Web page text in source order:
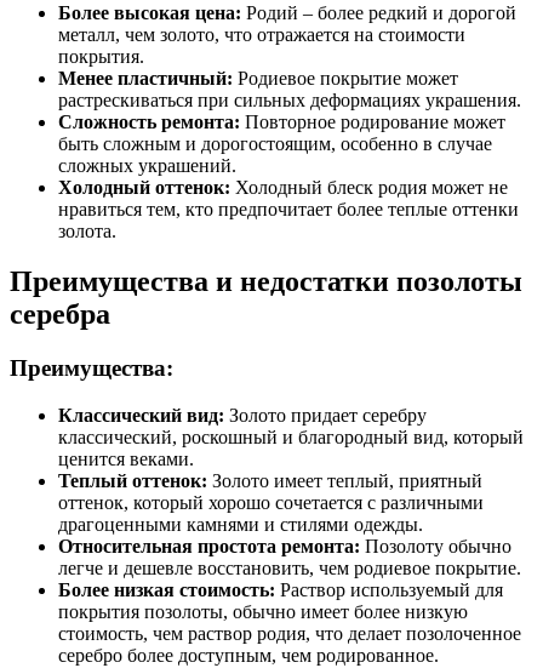
Более высокая цена: Родий – более редкий и дорогой
металл, чем золото, что отражается на стоимости
покрытия.
Менее пластичный: Родиевое покрытие может
растрескиваться при сильных деформациях украшения.
Сложность ремонта: Повторное родирование может
быть сложным и дорогостоящим, особенно в случае
сложных украшений.
Холодный оттенок: Холодный блеск родия может не
нравиться тем, кто предпочитает более теплые оттенки
золота.
Преимущества и недостатки позолоты
серебра
Преимущества:
Классический вид: Золото придает серебру
классический, роскошный и благородный вид, который
ценится веками.
Теплый оттенок: Золото имеет теплый, приятный
оттенок, который хорошо сочетается с различными
драгоценными камнями и стилями одежды.
Относительная простота ремонта: Позолоту обычно
легче и дешевле восстановить, чем родиевое покрытие.
Более низкая стоимость: Раствор используемый для
покрытия позолоты, обычно имеет более низкую
стоимость, чем раствор родия, что делает позолоченное
серебро более доступным, чем родированное.